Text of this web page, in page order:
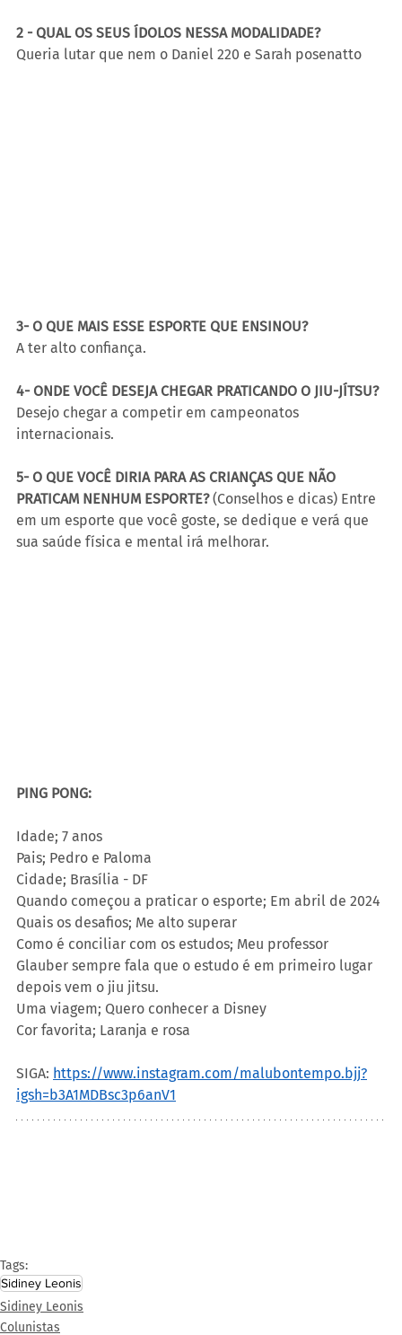
2 - QUAL OS SEUS ÍDOLOS NESSA MODALIDADE?
Queria lutar que nem o Daniel 220 e Sarah posenatto
3- O QUE MAIS ESSE ESPORTE QUE ENSINOU?
A ter alto confiança.
4- ONDE VOCÊ DESEJA CHEGAR PRATICANDO O JIU-JÍTSU?
Desejo chegar a competir em campeonatos
internacionais.
5- O QUE VOCÊ DIRIA PARA AS CRIANÇAS QUE NÃO
PRATICAM NENHUM ESPORTE? (Conselhos e dicas) Entre
em um esporte que você goste, se dedique e verá que
sua saúde física e mental irá melhorar.
PING PONG:
Idade; 7 anos
Pais; Pedro e Paloma
Cidade; Brasília - DF
Quando começou a praticar o esporte; Em abril de 2024
Quais os desafios; Me alto superar
Como é conciliar com os estudos; Meu professor
Glauber sempre fala que o estudo é em primeiro lugar
depois vem o jiu jitsu.
Uma viagem; Quero conhecer a Disney
Cor favorita; Laranja e rosa
SIGA: https://www.instagram.com/malubontempo.bjj?
igsh=b3A1MDBsc3p6anV1
Tags:
Sidiney Leonis
Sidiney Leonis
Colunistas